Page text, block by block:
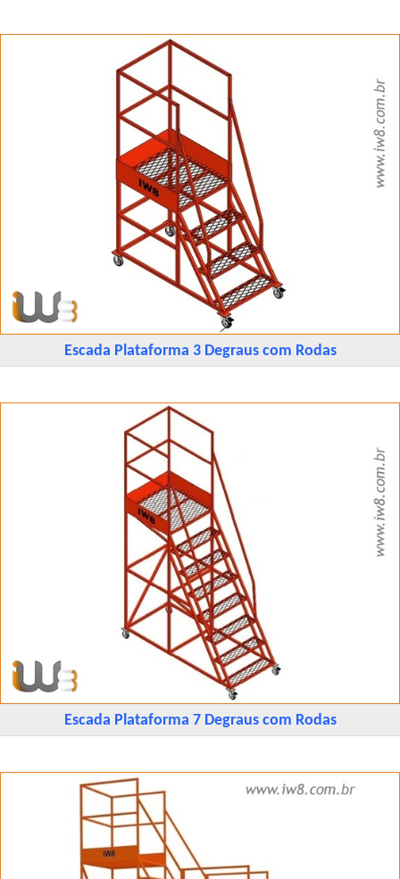
Escada Plataforma 3 Degraus com Rodas
Escada Plataforma 7 Degraus com Rodas